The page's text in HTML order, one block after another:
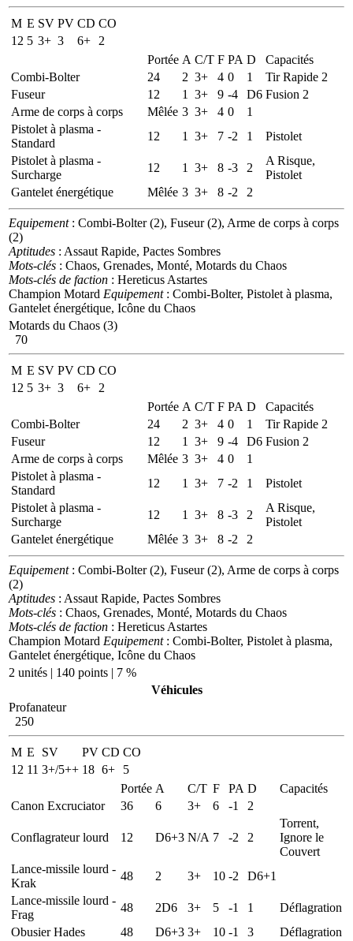
M E SV PV CD CO
12 5 3+ 3 6+
2
Portée A C/T F PA D
Capacités
Combi-Bolter
24 2 3+ 4 0 1
Tir Rapide 2
Fuseur
12 1 3+ 9 -4 D6 Fusion 2
Arme de corps à corps
Mêlée 3 3+ 4 0
1
Pistolet à plasma -
Standard
12 1 3+ 7 -2 1
Pistolet
Pistolet à plasma -
Surcharge
12 1 3+ 8 -3 2
A Risque,
Pistolet
Gantelet énergétique
Mêlée 3 3+ 8 -2 2
Equipement: Combi-Bolter (2), Fuseur (2), Arme de corps à corps
(2)
Aptitudes : Assaut Rapide, Pactes Sombres
Mots-clés : Chaos, Grenades, Monté, Motards du Chaos
Mots-clés de faction : Hereticus Astartes
Champion Motard Equipement: Combi-Bolter, Pistolet à plasma,
Gantelet énergétique, Icône du Chaos
Motards du Chaos (3)
70
M E SV PV CD CO
12 5 3+ 3 6+
2
Portée A C/T F PA D
Capacités
Combi-Bolter
24 2 3+ 4 0 1
Tir Rapide 2
Fuseur
12 1 3+ 9 -4 D6 Fusion 2
Arme de corps à corps
Mêlée 3 3+ 4 0
1
Pistolet à plasma -
Standard
12 1 3+ 7 -2 1
Pistolet
Pistolet à plasma -
Surcharge
12 1 3+ 8 -3 2
A Risque,
Pistolet
Gantelet énergétique
Mêlée 3 3+ 8 -2 2
Equipement: Combi-Bolter (2), Fuseur (2), Arme de corps à corps
(2)
Aptitudes : Assaut Rapide, Pactes Sombres
Mots-clés : Chaos, Grenades, Monté, Motards du Chaos
Mots-clés de faction : Hereticus Astartes
Champion Motard Equipement: Combi-Bolter, Pistolet à plasma,
Gantelet énergétique, Icône du Chaos
2 unités | 140 points | 7 %
Véhicules
Profanateur
250
M E SV PV CD CO
12 11 3+/5++ 18 6+
5
Portée A C/T F PA D
Capacités
Canon Excruciator
36 6 3+ 6 -1 2
Conflagrateur lourd 12 D6+3 N/A 7 -2 2
Torrent,
Ignore le
Couvert
Lance-missile lourd -
Krak
48 2 3+ 10 -2
D6+1
Lance-missile lourd -
Frag
48 2D6 3+ 5 -1 1
Déflagration
Obusier Hades
48 D6+3 3+ 10 -1 3
Déflagration